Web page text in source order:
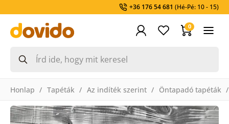
+36 176 54 681 (Hé-Pé: 10 - 15)
0
Honlap Tapéták Az indíték szerint Öntapadó tapéták